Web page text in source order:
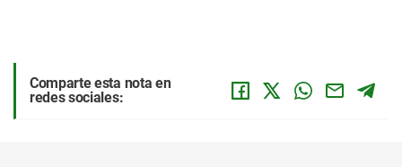
Comparte esta nota en
redes sociales: